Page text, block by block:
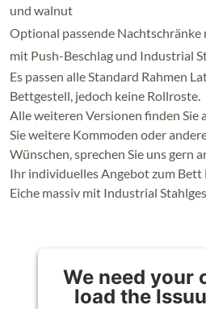
und walnut
Optional passende Nachtschränke
mit Push-Beschlag und Industrial
Es passen alle Standard Rahmen
Bettgestell, jedoch keine Rollroste.
Alle weiteren Versionen finden Sie
Sie weitere Kommoden oder
Wünschen, sprechen Sie uns gern
Ihr individuelles Angebot zum
Eiche massiv mit Industrial
We need your
load the